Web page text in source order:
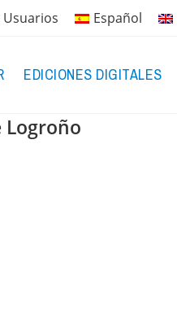
Español
EDICIONES DIGITALES
Logroño